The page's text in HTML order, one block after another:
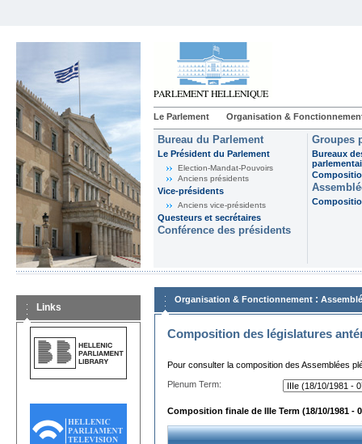
Le Parlement Organisation &
Bureau du Parlement
Le Président du Parlement
Election-Mandat-Pouvoirs
Anciens présidents
Vice-présidents
Anciens vice-présidents
Questeurs et secrétaires
Conférence des présidents
Groupes
Bureaux
Links
Organisation & Fonctionnement :
Composition des législatures
Pour consulter la composition des Assemblées
Plenum Term:
Composition finale de IIIe Term (18/10/1981 -